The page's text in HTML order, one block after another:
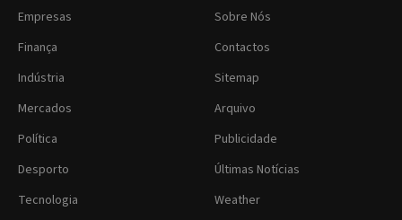
Empresas
Finança
Indústria
Mercados
Política
Desporto
Tecnologia
Sobre Nós
Contactos
Sitemap
Arquivo
Publicidade
Últimas Notícias
Weather